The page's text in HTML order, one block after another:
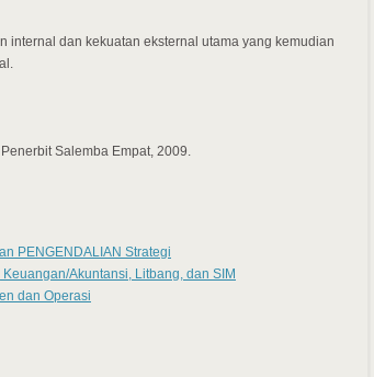
internal dan kekuatan eksternal utama yang kemudian
Salemba Empat, 2009.
PENGENDALIAN Strategi
Akuntansi, Litbang, dan SIM
dan Operasi